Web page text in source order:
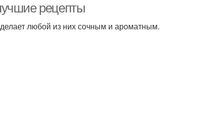
рецепты
любой из них сочным и ароматным.